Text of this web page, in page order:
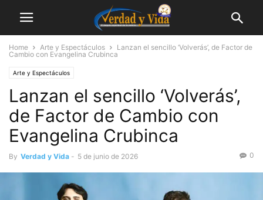
Home Arte y Espectáculos
Lanzan el sencillo ‘Volverás’, de Factor de
Cambio con Evangelina Crubinca
Arte y Espectáculos
Lanzan el sencillo ‘Volverás’,
de Factor de Cambio con
Evangelina Crubinca
By Verdad y Vida - 5 de junio de 2026 0